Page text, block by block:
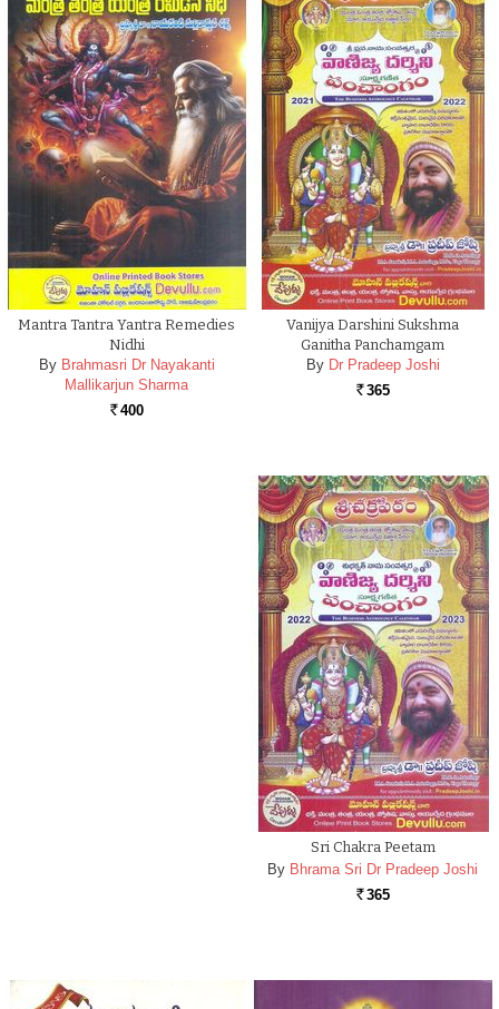
Mantra Tantra Yantra Remedies
Nidhi
By Brahmasri Dr Nayakanti
Mallikarjun Sharma
Rs. 400
Vanijya Darshini Sukshma
Ganitha Panchamgam
By Dr Pradeep Joshi
Rs. 365
Sri Chakra Peetam
By Bhrama Sri Dr Pradeep Joshi
Rs. 365